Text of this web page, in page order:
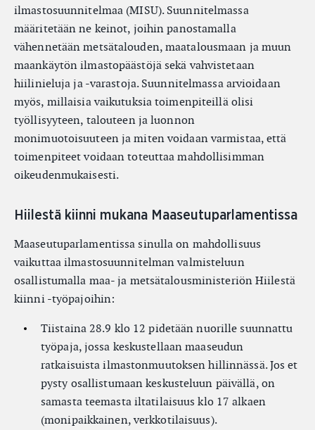
ilmastosuunnitelmaa (MISU). Suunnitelmassa
määritetään ne keinot, joihin panostamalla
vähennetään metsätalouden, maatalousmaan ja muun
maankäytön ilmastopäästöjä sekä vahvistetaan
hiilinieluja ja -varastoja. Suunnitelmassa arvioidaan
myös, millaisia vaikutuksia toimenpiteillä olisi
työllisyyteen, talouteen ja luonnon
monimuotoisuuteen ja miten voidaan varmistaa, että
toimenpiteet voidaan toteuttaa mahdollisimman
oikeudenmukaisesti.
Hiilestä kiinni mukana Maaseutuparlamentissa
Maaseutuparlamentissa sinulla on mahdollisuus
vaikuttaa ilmastosuunnitelman valmisteluun
osallistumalla maa- ja metsätalousministeriön Hiilestä
kiinni -työpajoihin:
Tiistaina 28.9 klo 12 pidetään nuorille suunnattu
työpaja, jossa keskustellaan maaseudun
ratkaisuista ilmastonmuutoksen hillinnässä. Jos et
pysty osallistumaan keskusteluun päivällä, on
samasta teemasta iltatilaisuus klo 17 alkaen
(monipaikkainen, verkkotilaisuus).